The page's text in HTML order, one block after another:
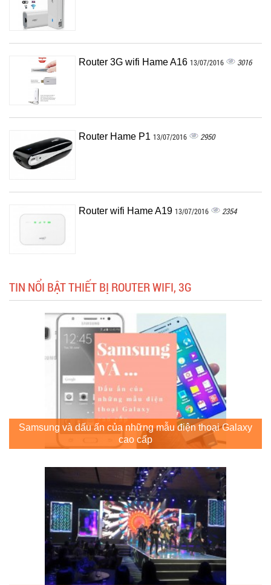
Router 3G wifi Hame A16 13/07/2016 3016
Router Hame P1 13/07/2016 2950
Router wifi Hame A19 13/07/2016 2354
TIN NỔI BẬT THIẾT BỊ ROUTER WIFI, 3G
Samsung và dấu ấn của những mẫu điện thoại Galaxy
cao cấp